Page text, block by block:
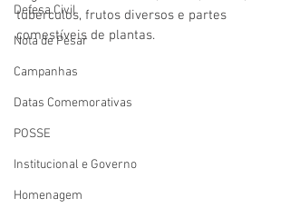
Defesa Civil
Nota de Pesar
Campanhas
Datas Comemorativas
POSSE
Institucional e Governo
Homenagem
tubérculos, frutos diversos e partes
comestíveis de plantas.